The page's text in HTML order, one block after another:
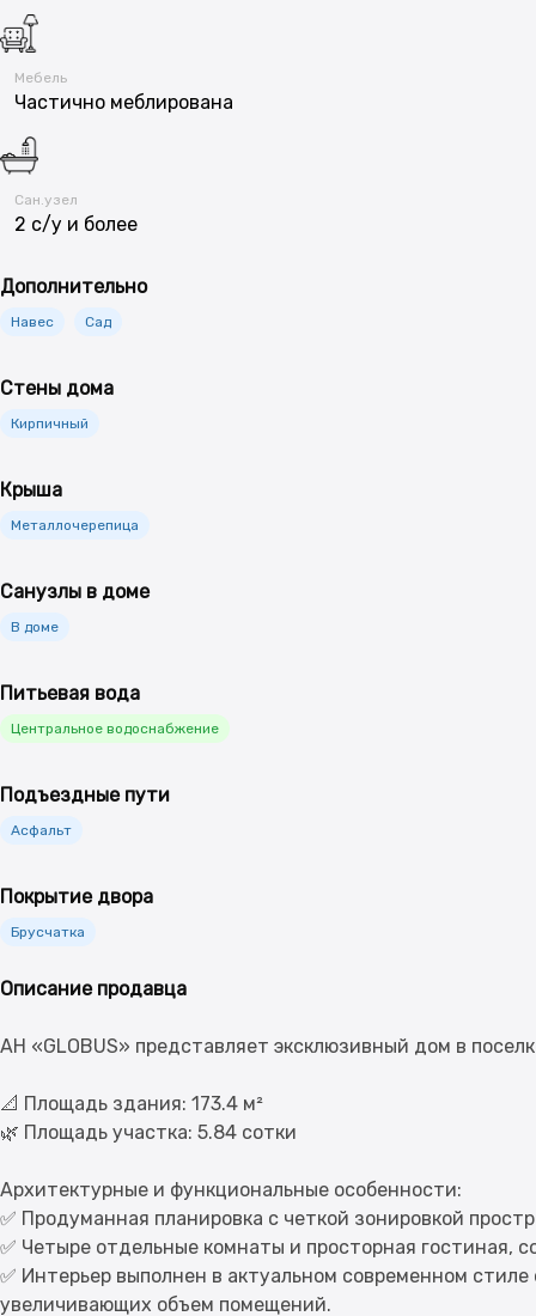
Мебель
Частично меблирована
Сан.узел
2 с/у и более
Дополнительно
Навес Сад
Стены дома
Кирпичный
Крыша
Металлочерепица
Санузлы в доме
В доме
Питьевая вода
Центральное водоснабжение
Подъездные пути
Асфальт
Покрытие двора
Брусчатка
Описание продавца
АН «GLOBUS» представляет эксклюзивный дом в
📐 Площадь здания: 173.4 м²
🌿 Площадь участка: 5.84 сотки
Архитектурные и функциональные особенности:
✅ Продуманная планировка с четкой зонировкой
✅ Четыре отдельные комнаты и просторная гостиная,
✅ Интерьер выполнен в актуальном современном
увеличивающих объем помещений.